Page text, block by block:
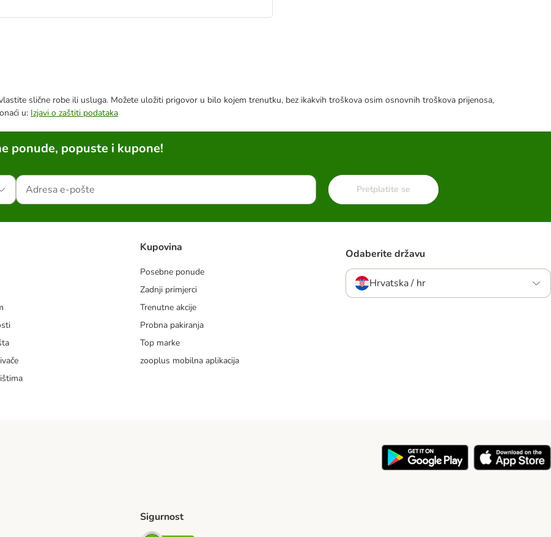
slične robe ili usluga. Možete uložiti prigovor u bilo kojem trenutku, bez ikakvih troškova osim osnovnih troškova prijenosa,
u: Izjavi o zaštiti podataka
ponude, popuste i kupone!
Pretplatite se
Kupovina
Posebne ponude
Zadnji primjerci
Trenutne akcije
Probna pakiranja
Top marke
zooplus mobilna aplikacija
Odaberite državu
Hrvatska / hr
Sigurnost